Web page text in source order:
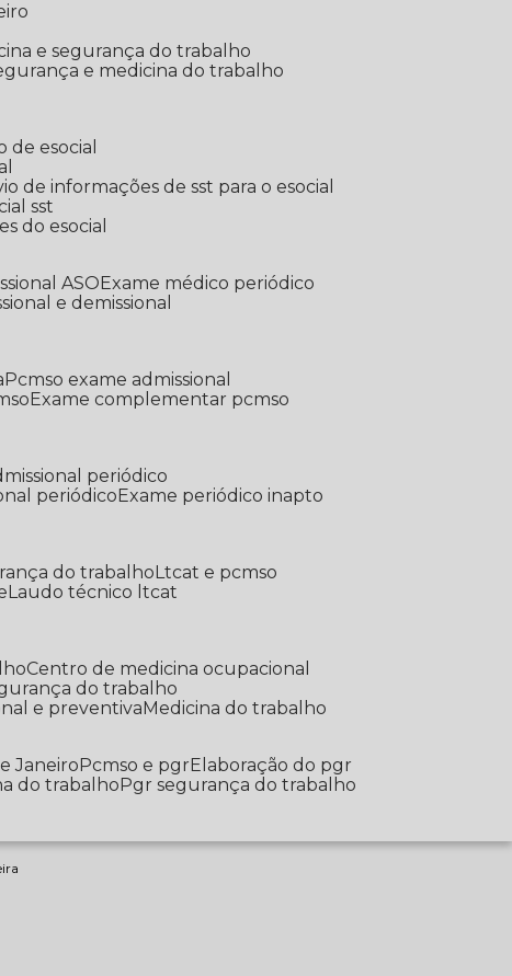
e segurança do trabalho
e medicina do trabalho
de esocial
de informações de sst para o esocial
sst
do esocial
ASO
Exame médico periódico
e demissional
Pcmso exame admissional
Exame complementar pcmso
periódico
periódico
Exame periódico inapto
do trabalho Ltcat e pcmso
Laudo técnico ltcat
Centro de medicina ocupacional
do trabalho
e preventiva
Medicina do trabalho
Janeiro Pcmso e pgr
Elaboração do pgr
do trabalho
Pgr segurança do trabalho